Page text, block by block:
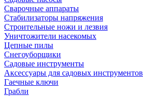
Сварочные аппараты
Стабилизаторы напряжения
Строительные ножи и лезвия
Уничтожители насекомых
Цепные пилы
Снегоуборщики
Садовые инструменты
Аксессуары для садовых инструментов
Гаечные ключи
Грабли